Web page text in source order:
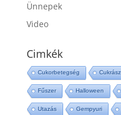
Ünnepek
Video
Cimkék
Cukorbetegség
Fűszer Halloween
Utazás Gempyuri